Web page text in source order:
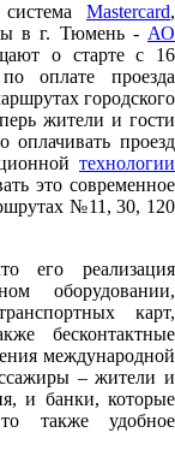
Mastercard,
в г. Тюмень - АО
о старте c 16
оплате проезда
городского
жители и гости
оплачивать проезд
технологии
это современное
№11, 30, 120
его реализация
оборудовании,
карт,
бесконтактные
международной
– жители и
и банки, которые
также удобное